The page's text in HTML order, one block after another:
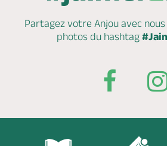
Partagez votre Anjou avec
photos du hashtag